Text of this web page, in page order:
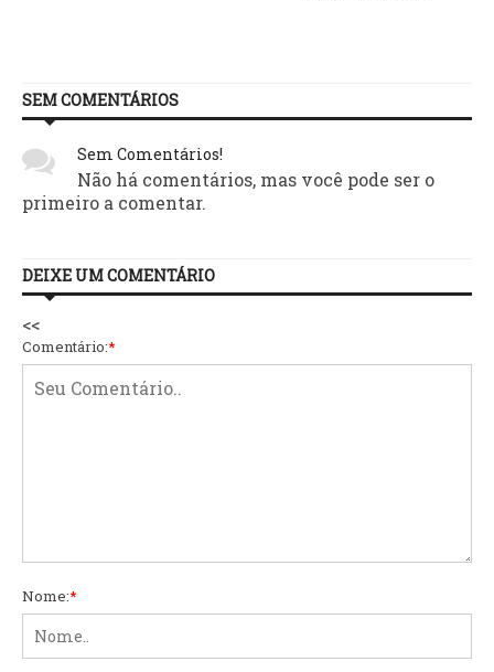
SEM COMENTÁRIOS
Sem Comentários!
Não há comentários, mas você pode ser o
primeiro a comentar.
DEIXE UM COMENTÁRIO
<<
Comentário:*
Nome:*